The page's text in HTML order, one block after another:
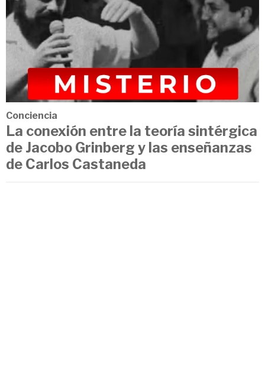
Conciencia
La conexión entre la teoría sintérgica
de Jacobo Grinberg y las enseñanzas
de Carlos Castaneda